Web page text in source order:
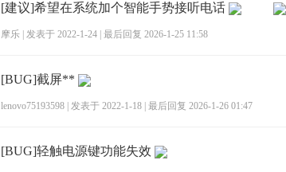
[建议]希望在系统加个智能手势接听电话
摩乐 发表于 2022-1-24 最后回复 2026-1-25 11:58
[BUG]截屏**
lenovo75193598 发表于 2022-1-18 最后回复 2026-1-26 01:47
[BUG]轻触电源键功能失效